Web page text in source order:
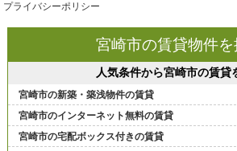
プライバシーポリシー
宮崎市の賃貸物件を
人気条件から宮崎市の賃貸
宮崎市の新築・築浅物件の賃貸
宮崎市のインターネット無料の賃貸
宮崎市の宅配ボックス付きの賃貸